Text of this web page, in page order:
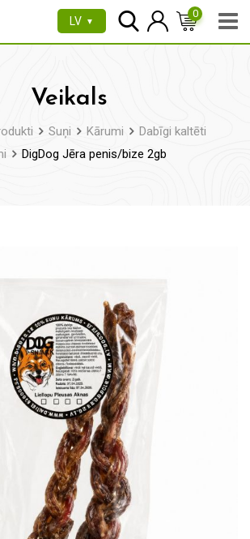
LV ▼
0
Veikals
Suņi Kārumi
Dabīgi kaltēti
DigDog Jēra penis/bize 2gb